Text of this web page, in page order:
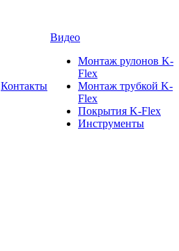
Контакты
Видео
Монтаж рулонов K-
Flex
Монтаж трубкой K-
Flex
Покрытия K-Flex
Инструменты